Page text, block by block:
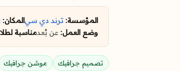
المؤسسة: ترند دي سيالمكان:
وضع العمل: عن بُعدمناسبة
تصميم جرافيك موشن جرافيك